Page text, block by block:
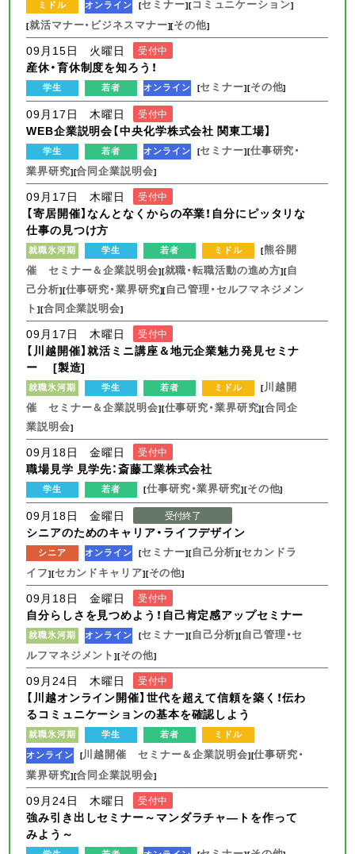
ミドル オンライン [セミナー][コミュニケーション]
[就活マナー・ビジネスマナー][その他]
09月15日 火曜日 受付中
産休・育休制度を知ろう！
学生 若者 オンライン [セミナー][その他]
09月17日 木曜日 受付中
WEB企業説明会【中央化学株式会社 関東工場】
学生 若者 オンライン [セミナー][仕事研究・
業界研究][合同企業説明会]
09月17日 木曜日 受付中
【寄居開催】なんとなくからの卒業！自分にピッタリな
仕事の見つけ方
就職氷河期 学生 若者 ミドル [熊谷開
催 セミナー＆企業説明会][就職・転職活動の進め方][自
己分析][仕事研究・業界研究][自己管理・セルフマネジメン
ト][合同企業説明会]
09月17日 木曜日 受付中
【川越開催】就活ミニ講座＆地元企業魅力発見セミナ
ー [製造]
就職氷河期 学生 若者 ミドル [川越開
催 セミナー＆企業説明会][仕事研究・業界研究][合同企
業説明会]
09月18日 金曜日 受付中
職場見学 見学先：斎藤工業株式会社
学生 若者 [仕事研究・業界研究][その他]
09月18日 金曜日 受付終了
シニアのためのキャリア・ライフデザイン
シニア オンライン [セミナー][自己分析][セカンドラ
イフ][セカンドキャリア][その他]
09月18日 金曜日 受付中
自分らしさを見つめよう！自己肯定感アップセミナー
就職氷河期 オンライン [セミナー][自己分析][自己管理・セ
ルフマネジメント][その他]
09月24日 木曜日 受付中
【川越オンライン開催】世代を超えて信頼を築く！伝わ
るコミュニケーションの基本を確認しよう
就職氷河期 学生 若者
ミドル
オンライン [川越開催 セミナー＆企業説明会][仕事研究・
業界研究][合同企業説明会]
09月24日 木曜日 受付中
強み引き出しセミナー～マンダラチャ―トを作って
みよう～